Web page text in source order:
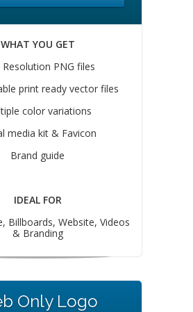
WHAT YOU GET
Resolution PNG files
print ready vector files
color variations
media kit & Favicon
Brand guide
IDEAL FOR
Billboards, Website, Videos
& Branding
Only Logo